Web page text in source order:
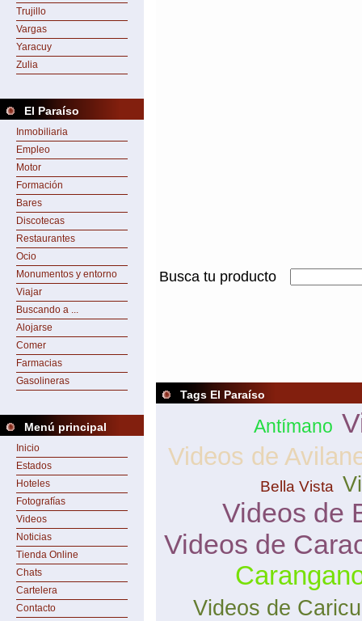
Trujillo
Vargas
Yaracuy
Zulia
El Paraíso
Inmobiliaria
Empleo
Motor
Formación
Bares
Discotecas
Restaurantes
Ocio
Monumentos y entorno
Viajar
Buscando a ...
Alojarse
Comer
Farmacias
Gasolineras
Menú principal
Inicio
Estados
Hoteles
Fotografías
Videos
Noticias
Tienda Online
Chats
Cartelera
Contacto
Busca tu producto
Tags El Paraíso
Antímano
Videos de
Bella Vista
Videos de
Videos de
Videos de